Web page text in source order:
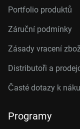
Portfolio produktů
Záruční podmínky
Zásady vracení
Distributoři a
Časté dotazy k
Programy